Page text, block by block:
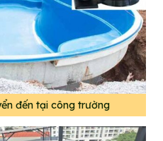
đến tại công trường